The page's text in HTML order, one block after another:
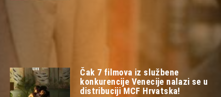
Čak 7 filmova iz službene
konkurencije Venecije nalazi se u
distribuciji MCF Hrvatska!